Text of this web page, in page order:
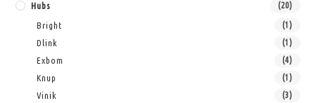
Hubs (20)
Bright (1)
Dlink (1)
Exbom (4)
Knup (1)
Vinik (3)